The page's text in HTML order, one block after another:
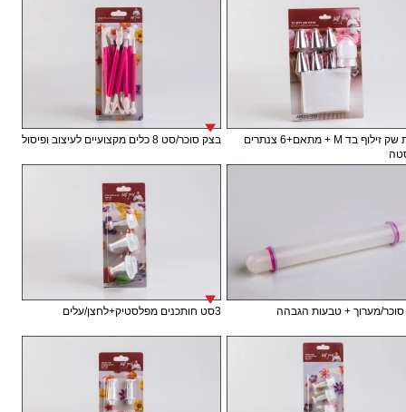
ערכת שק זילוף בד M + מתאם+6 צנתרים
בצק סוכר/סט 8 כלים מקצועיים לעיצוב ופיסול
מערוך + טבעות הגבהה 3סט חותכנים מפלסטיק+לחצן/עלים